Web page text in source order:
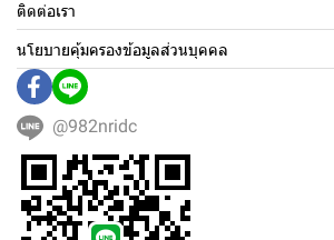
ติดต่อเรา
นโยบายคุ้มครองข้อมูลส่วนบุคคล
@982nridc